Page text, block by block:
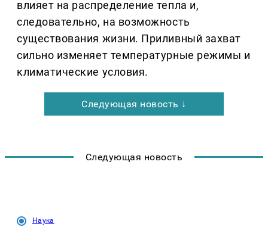
влияет на распределение тепла и,
следовательно, на возможность
существования жизни. Приливный захват
сильно изменяет температурные режимы и
климатические условия.
Следующая новость ↓
Следующая новость
Наука